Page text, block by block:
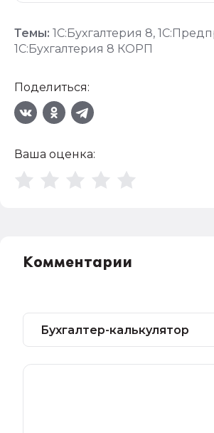
Темы: 1С:Бухгалтерия 8,
1С:Бухгалтерия 8 КОРП
Поделиться:
Ваша оценка:
Комментарии